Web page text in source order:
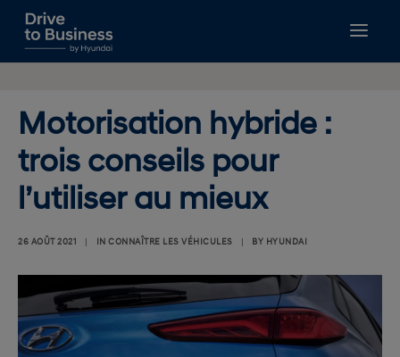
FISCALITÉ
FINANCEMENT
NOUVELLES MOBILITÉS
BIEN CHOISIR
RECHERCHE
Motorisation hybride :
trois conseils pour
l’utiliser au mieux
26 AOÛT 2021 IN CONNAÎTRE LES VÉHICULES BY HYUNDAI